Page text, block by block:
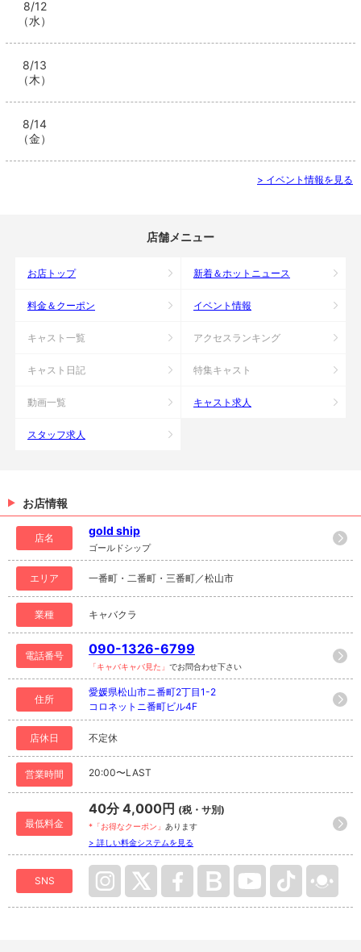
8/12
（水）
8/13
（木）
8/14
（金）
> イベント情報を見る
店舗メニュー
お店トップ 新着＆ホットニュース
料金＆クーポン イベント情報
キャスト一覧 アクセスランキング
キャスト日記 特集キャスト
動画一覧 キャスト求人
スタッフ求人
お店情報
店名
gold ship
ゴールドシップ
エリア 一番町・二番町・三番町／松山市
業種 キャバクラ
電話番号 090-1326-6799
「キャバキャバ見た」 でお問合わせ下さい
住所
愛媛県松山市ニ番町2丁目1-2
コロネットニ番町ビル4F
店休日 不定休
営業時間 20:00〜LAST
最低料金
40分 4,000円 (税・サ別)
*「お得なクーポン」 あります
> 詳しい料金システムを見る
SNS